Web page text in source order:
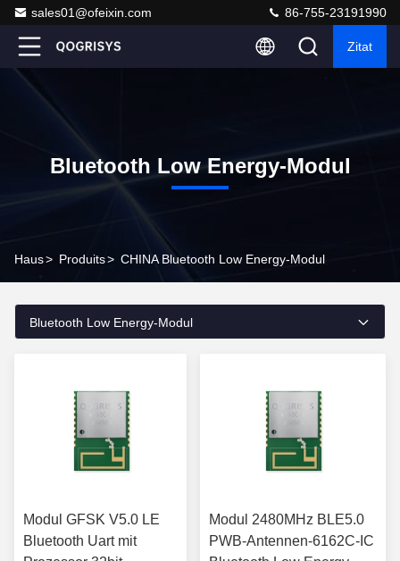
sales01@ofeixin.com 86-755-23191990
Zitat
Bluetooth Low Energy-Modul
Haus> Produits> CHINA Bluetooth Low Energy-Modul
Bluetooth Low Energy-Modul
Modul GFSK V5.0 LE
Bluetooth Uart mit
Modul 2480MHz BLE5.0
PWB-Antennen-6162C-IC